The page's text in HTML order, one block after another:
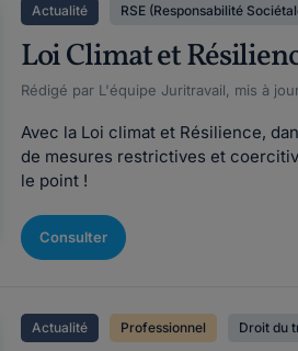
Actualité RSE (Responsabilité
Loi Climat et
Rédigé par L'équipe Juritravail, mis à
Avec la Loi climat et Résilience,
de mesures restrictives et
le point !
Consulter
Actualité Professionnel Droit du